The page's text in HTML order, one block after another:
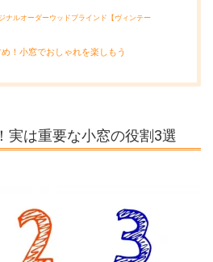
ナルオーダーウッドブラインド【ヴィンテー
！小窓でおしゃれを楽しもう
実は重要な小窓の役割3選